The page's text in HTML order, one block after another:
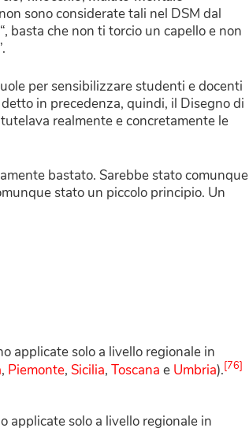
sono considerate tali nel DSM dal
“, basta che non ti torcio un capello e non
per sensibilizzare studenti e docenti
in precedenza, quindi, il Disegno di
realmente e concretamente le
bastato. Sarebbe stato comunque
stato un piccolo principio. Un
applicate solo a livello regionale in
, Piemonte, Sicilia, Toscana e Umbria).[76]
applicate solo a livello regionale in